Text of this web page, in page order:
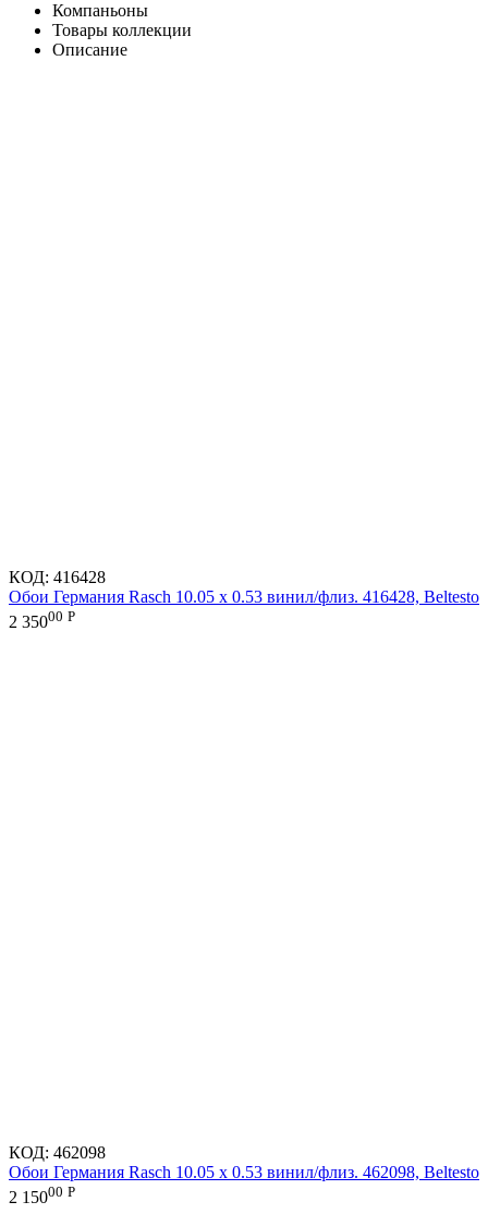
Компаньоны
Товары коллекции
Описание
КОД: 416428
Обои Германия Rasch 10.05 х 0.53 винил/флиз. 416428, Beltesto
2 35000 Р
КОД: 462098
Обои Германия Rasch 10.05 х 0.53 винил/флиз. 462098, Beltesto
2 15000 Р